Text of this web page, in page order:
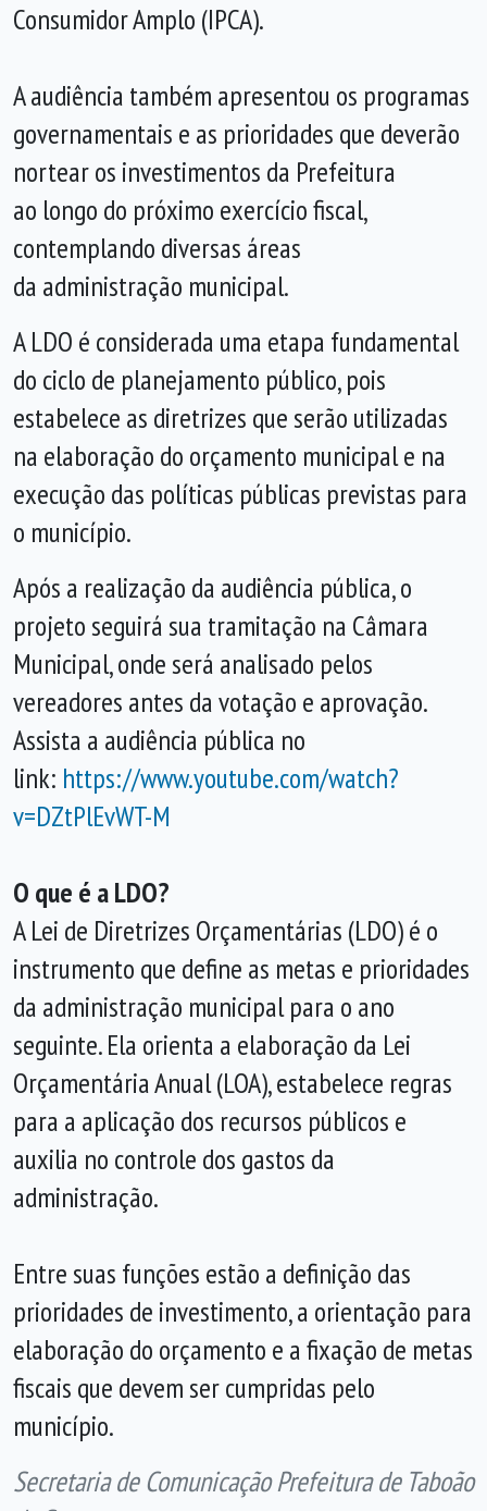
Consumidor Amplo (IPCA).
A audiência também apresentou os programas
governamentais e as prioridades que deverão
nortear os investimentos da Prefeitura
ao longo do próximo exercício fiscal,
contemplando diversas áreas
da administração municipal.
A LDO é considerada uma etapa fundamental
do ciclo de planejamento público, pois
estabelece as diretrizes que serão utilizadas
na elaboração do orçamento municipal e na
execução das políticas públicas previstas para
o município.
Após a realização da audiência pública, o
projeto seguirá sua tramitação na Câmara
Municipal, onde será analisado pelos
vereadores antes da votação e aprovação.
Assista a audiência pública no
link: https://www.youtube.com/watch?
v=DZtPlEvWT-M
O que é a LDO?
A Lei de Diretrizes Orçamentárias (LDO) é o
instrumento que define as metas e prioridades
da administração municipal para o ano
seguinte. Ela orienta a elaboração da Lei
Orçamentária Anual (LOA), estabelece regras
para a aplicação dos recursos públicos e
auxilia no controle dos gastos da
administração.
Entre suas funções estão a definição das
prioridades de investimento, a orientação para
elaboração do orçamento e a fixação de metas
fiscais que devem ser cumpridas pelo
município.
Secretaria de Comunicação Prefeitura de Taboão